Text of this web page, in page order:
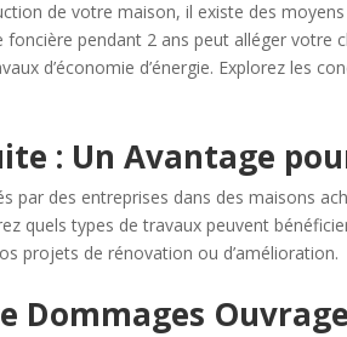
de votre maison, il existe des
foncière pendant 2 ans peut alléger votre
d’économie d’énergie. Explorez les
: Un Avantage
par des entreprises dans des maisons
quels types de travaux peuvent
projets de rénovation ou d’amélioration.
Dommages